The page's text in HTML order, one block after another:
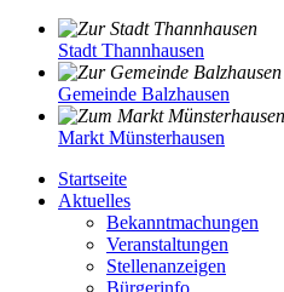
Stadt Thannhausen
Gemeinde Balzhausen
Markt Münsterhausen
Startseite
Aktuelles
Bekanntmachungen
Veranstaltungen
Stellenanzeigen
Bürgerinfo